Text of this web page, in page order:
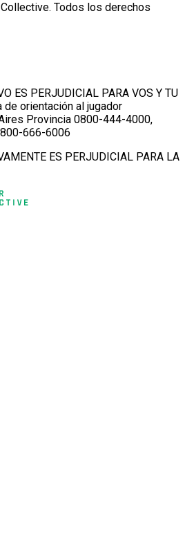
Todos los derechos
ES PERJUDICIAL PARA VOS Y TU
de orientación al jugador
Provincia 0800-444-4000,
666-6006
ES PERJUDICIAL PARA LA